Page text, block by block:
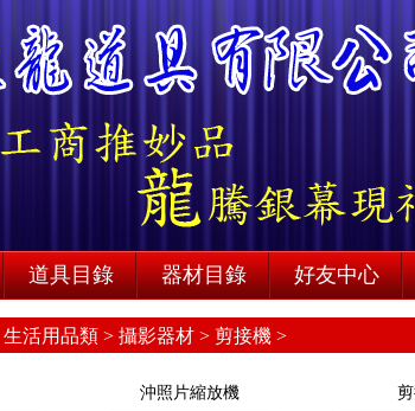
道具目錄 器材目錄 好友中心
生活用品類 > 攝影器材 > 剪接機 >
沖照片縮放機